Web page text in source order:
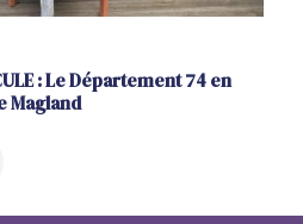
: Le Département 74 en
Magland